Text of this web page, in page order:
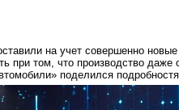
на учет совершенно
при том, что производство даже
поделился